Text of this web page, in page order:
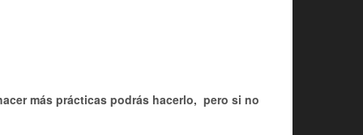
más prácticas podrás hacerlo, pero si no